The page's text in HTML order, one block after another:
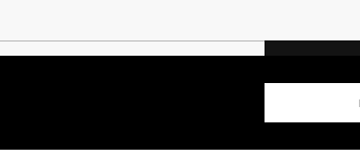
данных (имя, email, телефон) для
Политикой